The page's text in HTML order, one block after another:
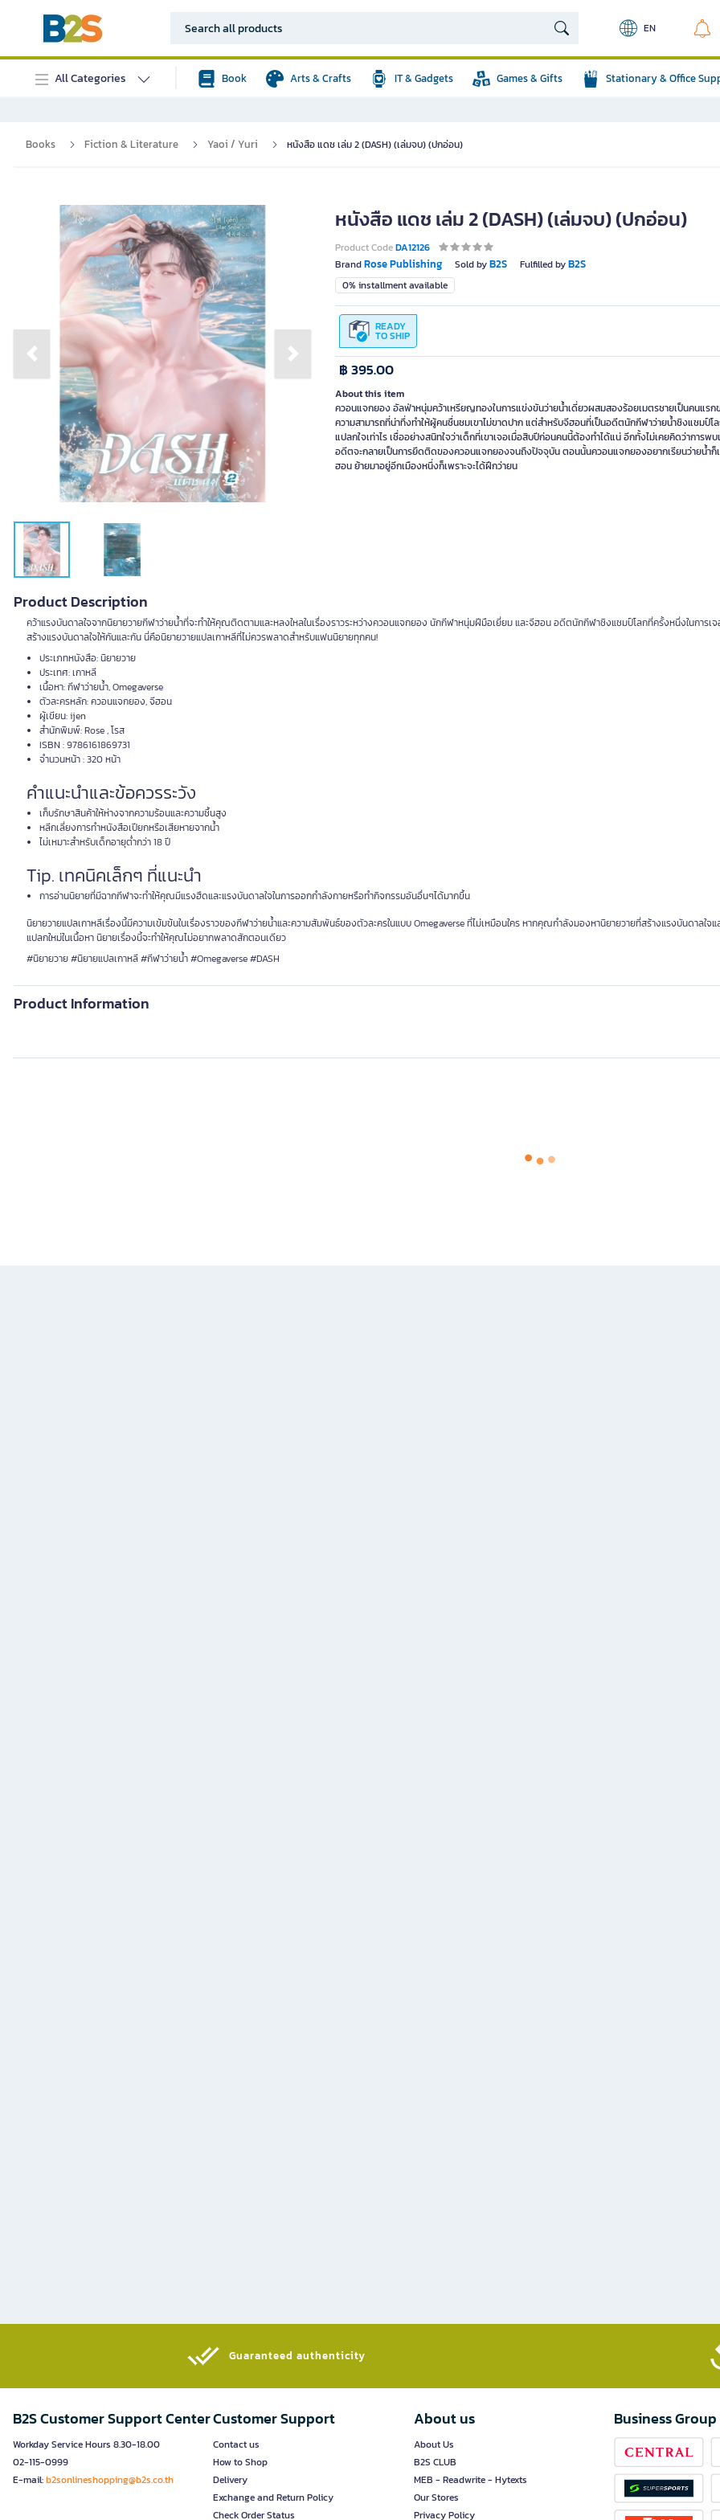
EN
All Categories Book Arts & Crafts IT & Gadgets Games & Gifts Stationary & Office
Books Fiction & Literature Yaoi / Yuri หนังสือ แดช เล่ม 2 (DASH) (เล่มจบ) (ปกอ่อน)
Previous slide Next slide
หนังสือ แดช เล่ม 2 (DASH) (เล่มจบ) (ปกอ่อน)
Product CodeDA12126
BrandRose Publishing Sold byB2S Fulfilled byB2S
0% installment available
READY
TO SHIP
฿ 395.00
About this item
ควอนแจกยอง อัลฟ่าหนุ่มคว้าเหรียญทองในการแข่งขันว่ายน้ำเดี่ยวผสมสองร้อยเมตรชายเป็นคนแรก
ความสามารถที่น่าทึ่งทำให้ผู้คนชื่นชมเขาไม่ขาดปาก แต่สำหรับจีฮอนที่เป็นอดีตนักกีฬาว่ายน้ำชิงแชมป์โ
แปลกใจเท่าไร เชื่ออย่างสนิทใจว่าเด็กที่เขาเจอเมื่อสิบปีก่อนคนนี้ต้องทำได้แน่ อีกทั้งไม่เคยคิดว่าการพบ
อดีตจะกลายเป็นการยึดติดของควอนแจกยองจนถึงปัจจุบัน ตอนนั้นควอนแจกยองอยากเรียนว่ายน้ำก็
ฮอน ย้ายมาอยู่อีกเมืองหนึ่งก็เพราะจะได้ฝึกว่ายน
Product Description
คว้าแรงบันดาลใจจากนิยายวายกีฬาว่ายน้ำที่จะทำให้คุณติดตามและหลงใหลในเรื่องราวระหว่างควอนแจกยอง นักกีฬาหนุ่มฝีมือเยี่ยม และจีฮอน อดีตนักกีฬาชิงแชมป์โลกที่ครั้งหนึ่งในการเ
สร้างแรงบันดาลใจให้กันและกัน นี่คือนิยายวายแปลเกาหลีที่ไม่ควรพลาดสำหรับแฟนนิยายทุกคน!
ประเภทหนังสือ: นิยายวาย
ประเทศ: เกาหลี
เนื้อหา: กีฬาว่ายน้ำ, Omegaverse
ตัวละครหลัก: ควอนแจกยอง, จีฮอน
ผู้เขียน: ijen
สำนักพิมพ์: Rose , โรส
ISBN : 9786161869731
จำนวนหน้า : 320 หน้า
คำแนะนำและข้อควรระวัง
เก็บรักษาสินค้าให้ห่างจากความร้อนและความชื้นสูง
หลีกเลี่ยงการทำหนังสือเปียกหรือเสียหายจากน้ำ
ไม่เหมาะสำหรับเด็กอายุต่ำกว่า 18 ปี
Tip. เทคนิคเล็กๆ ที่แนะนำ
การอ่านนิยายที่มีฉากกีฬาจะทำให้คุณมีแรงฮึดและแรงบันดาลใจในการออกกำลังกายหรือทำกิจกรรมอันอื่นๆได้มากขึ้น
นิยายวายแปลเกาหลีเรื่องนี้มีความเข้มข้นในเรื่องราวของกีฬาว่ายน้ำและความสัมพันธ์ของตัวละครในแบบ Omegaverse ที่ไม่เหมือนใคร หากคุณกำลังมองหานิยายวายที่สร้างแรงบันดาลใจแ
แปลกใหม่ในเนื้อหา นิยายเรื่องนี้จะทำให้คุณไม่อยากพลาดสักตอนเดียว
#นิยายวาย #นิยายแปลเกาหลี #กีฬาว่ายน้ำ #Omegaverse #DASH
Product Information
Guaranteed authenticity​
B2S Customer Support Center
Workday Service Hours 8.30-18.00
02-115-0999
E-mail:b2sonlineshopping@b2s.co.th
Customer Support
Contact us
How to Shop
Delivery
Exchange and Return Policy
Check Order Status
About us
About Us
B2S CLUB
MEB - Readwrite - Hytexts
Our Stores
Privacy Policy
Business Group